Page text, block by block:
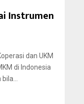
Instrumen
dan UKM
di Indonesia